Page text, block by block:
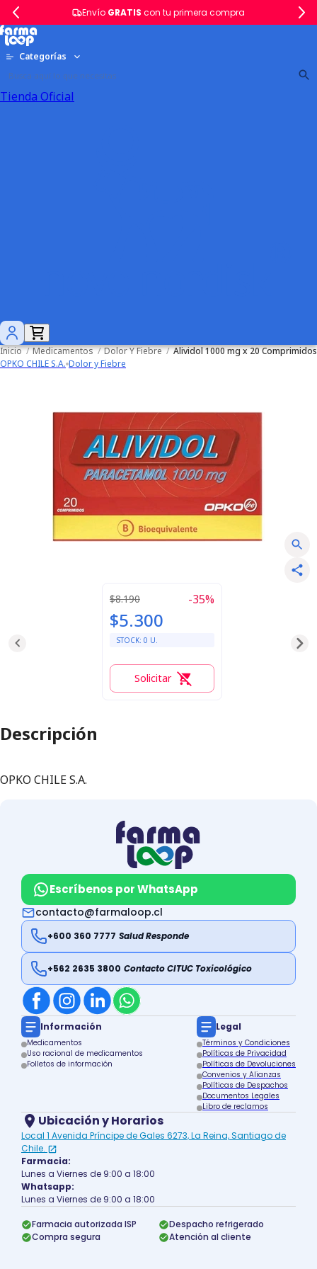
Envío GRATIS con tu primera compra
Categorías
Tienda Oficial
Inicio / Medicamentos / Dolor Y Fiebre / Alividol 1000 mg x 20 Comprimidos
OPKO CHILE S.A. Dolor y Fiebre
$8.190 -35%
$5.300
STOCK: 0 U.
Solicitar
Descripción
OPKO CHILE S.A.
Escríbenos por WhatsApp
contacto@farmaloop.cl
+600 360 7777 Salud Responde
+562 2635 3800 Contacto CITUC Toxicológico
Información
Medicamentos
Uso racional de medicamentos
Folletos de información
Legal
Términos y Condiciones
Políticas de Privacidad
Políticas de Devoluciones
Convenios y Alianzas
Políticas de Despachos
Documentos Legales
Libro de reclamos
Ubicación y Horarios
Local 1 Avenida Príncipe de Gales 6273, La Reina, Santiago de
Chile.
Farmacia:
Lunes a Viernes de 9:00 a 18:00
Whatsapp:
Lunes a Viernes de 9:00 a 18:00
Farmacia autorizada ISP
Despacho refrigerado
Compra segura
Atención al cliente